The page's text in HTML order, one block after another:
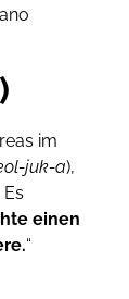
im
juk-a),
einen
“